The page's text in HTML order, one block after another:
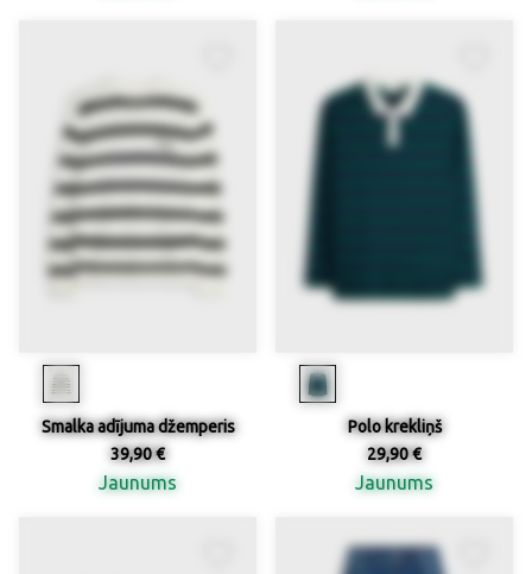
Smalka adījuma džemperis
39,90 €
Jaunums
Polo krekliņš
29,90 €
Jaunums